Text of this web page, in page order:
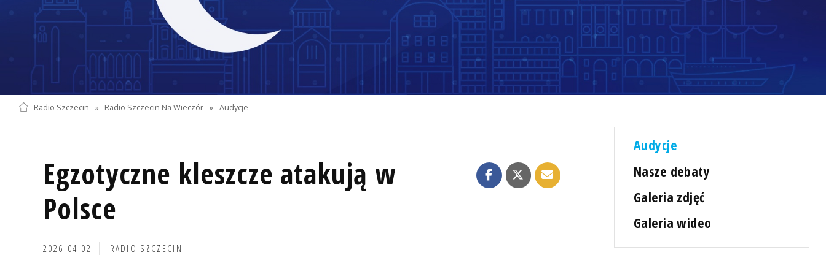
Radio Szczecin » Radio Szczecin Na Wieczór » Audycje
Egzotyczne kleszcze atakują w
Polsce
2026-04-02 RADIO SZCZECIN
Audycje
Nasze debaty
Galeria zdjęć
Galeria wideo